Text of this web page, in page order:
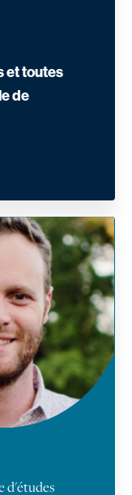
et toutes
de
d'études